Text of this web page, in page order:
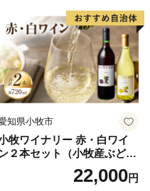
ヶ月程度かかることがあ
る経済的利益について
は最大10品までお選びい
す。
知県小牧市
牧ワイナリー 赤・白ワイ
２本セット（小牧産ぶどう
22,000円